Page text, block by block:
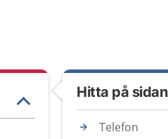
Hitta på sidan
Telefon